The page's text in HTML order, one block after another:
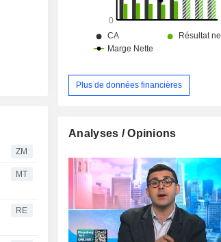
ZM
MT
RE
Plus de données financières
Analyses / Opinions